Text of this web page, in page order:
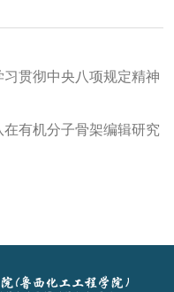
贯彻中央八项规定精神
有机分子骨架编辑研究